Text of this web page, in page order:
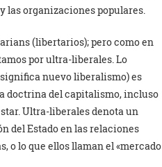
las organizaciones populares.
(libertarios); pero como en
por ultra-liberales. Lo
nuevo liberalismo) es
doctrina del capitalismo, incluso
Ultra-liberales denota un
del Estado en las relaciones
o lo que ellos llaman el «mercado